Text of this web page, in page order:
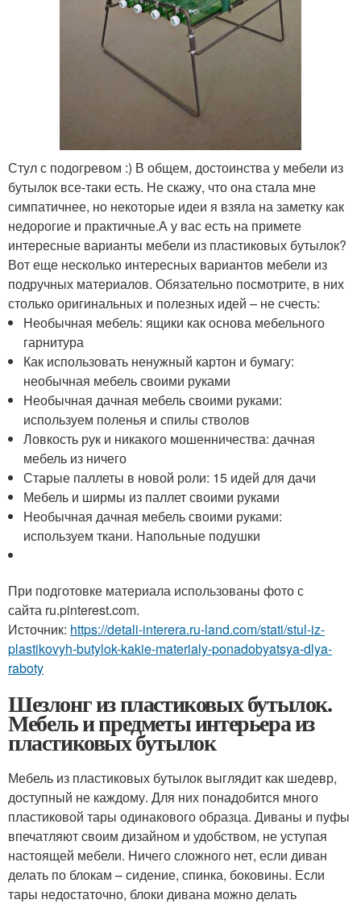
Стул с подогревом :) В общем, достоинства у мебели из
бутылок все-таки есть. Не скажу, что она стала мне
симпатичнее, но некоторые идеи я взяла на заметку как
недорогие и практичные.А у вас есть на примете
интересные варианты мебели из пластиковых бутылок?
Вот еще несколько интересных вариантов мебели из
подручных материалов. Обязательно посмотрите, в них
столько оригинальных и полезных идей – не счесть:
Необычная мебель: ящики как основа мебельного
гарнитура
Как использовать ненужный картон и бумагу:
необычная мебель своими руками
Необычная дачная мебель своими руками:
используем поленья и спилы стволов
Ловкость рук и никакого мошенничества: дачная
мебель из ничего
Старые паллеты в новой роли: 15 идей для дачи
Мебель и ширмы из паллет своими руками
Необычная дачная мебель своими руками:
используем ткани. Напольные подушки
При подготовке материала использованы фото с
сайта ru.pinterest.com.
Источник: https://detali-interera.ru-land.com/stati/stul-iz-
plastikovyh-butylok-kakie-materialy-ponadobyatsya-dlya-
raboty
Шезлонг из пластиковых бутылок.
Мебель и предметы интерьера из
пластиковых бутылок
Мебель из пластиковых бутылок выглядит как шедевр,
доступный не каждому. Для них понадобится много
пластиковой тары одинакового образца. Диваны и пуфы
впечатляют своим дизайном и удобством, не уступая
настоящей мебели. Ничего сложного нет, если диван
делать по блокам – сидение, спинка, боковины. Если
тары недостаточно, блоки дивана можно делать